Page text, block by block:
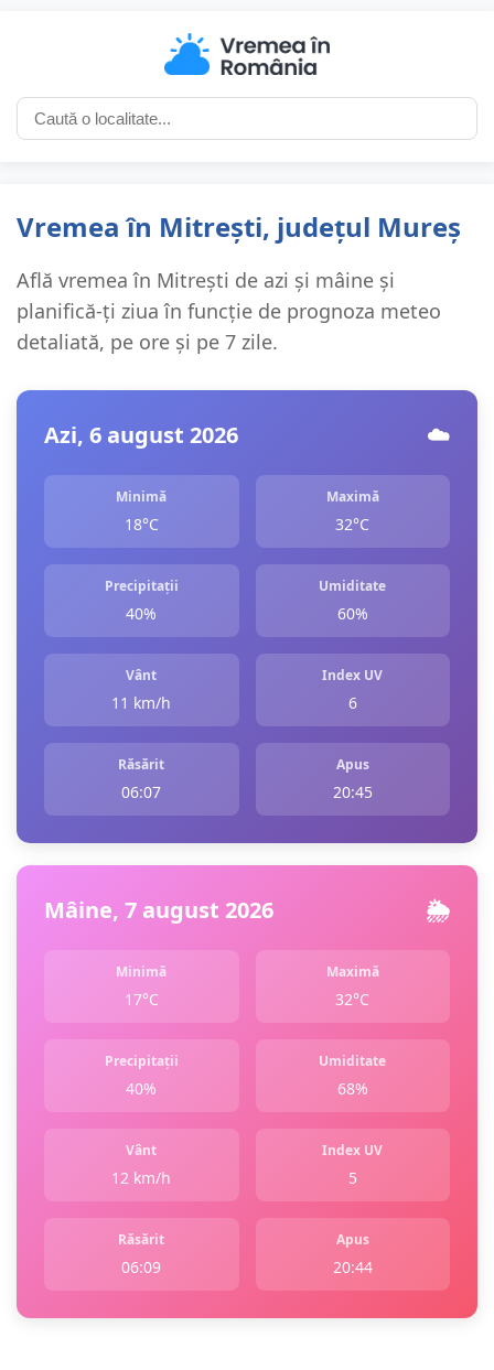
Vremea în Mitrești, județul Mureș
Află vremea în Mitrești de azi și mâine și
planifică-ți ziua în funcție de prognoza meteo
detaliată, pe ore și pe 7 zile.
Azi, 6 august 2026 ☁️
Minimă
18°C
Maximă
32°C
Precipitații
40%
Umiditate
60%
Vânt
11 km/h
Index UV
6
Răsărit
06:07
Apus
20:45
Mâine, 7 august 2026 🌦️
Minimă
17°C
Maximă
32°C
Precipitații
40%
Umiditate
68%
Vânt
12 km/h
Index UV
5
Răsărit
06:09
Apus
20:44